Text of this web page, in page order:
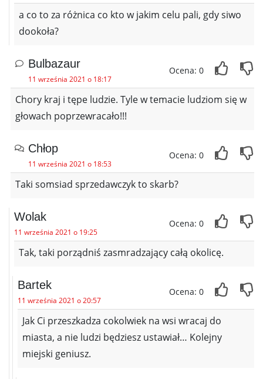
a co to za różnica co kto w jakim celu pali, gdy siwo
dookoła?
Bulbazaur
11 września 2021 o 18:17
Ocena: 0
Chory kraj i tępe ludzie. Tyle w temacie ludziom się w
głowach poprzewracało!!!
Chłop
11 września 2021 o 18:53
Ocena: 0
Taki somsiad sprzedawczyk to skarb?
Wolak
11 września 2021 o 19:25
Ocena: 0
Tak, taki porządniś zasmradzający całą okolicę.
Bartek
11 września 2021 o 20:57
Ocena: 0
Jak Ci przeszkadza cokolwiek na wsi wracaj do
miasta, a nie ludzi będziesz ustawiał… Kolejny
miejski geniusz.